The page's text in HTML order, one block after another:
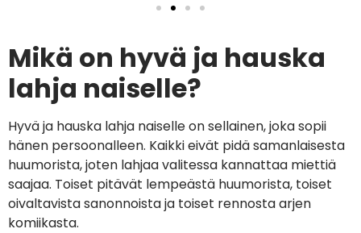
Mikä on hyvä ja hauska
lahja naiselle?
Hyvä ja hauska lahja naiselle on sellainen, joka sopii
hänen persoonalleen. Kaikki eivät pidä samanlaisesta
huumorista, joten lahjaa valitessa kannattaa miettiä
saajaa. Toiset pitävät lempeästä huumorista, toiset
oivaltavista sanonnoista ja toiset rennosta arjen
komiikasta.